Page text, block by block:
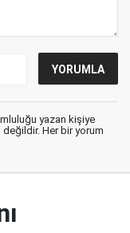
yazan kişiye
Her bir yorum